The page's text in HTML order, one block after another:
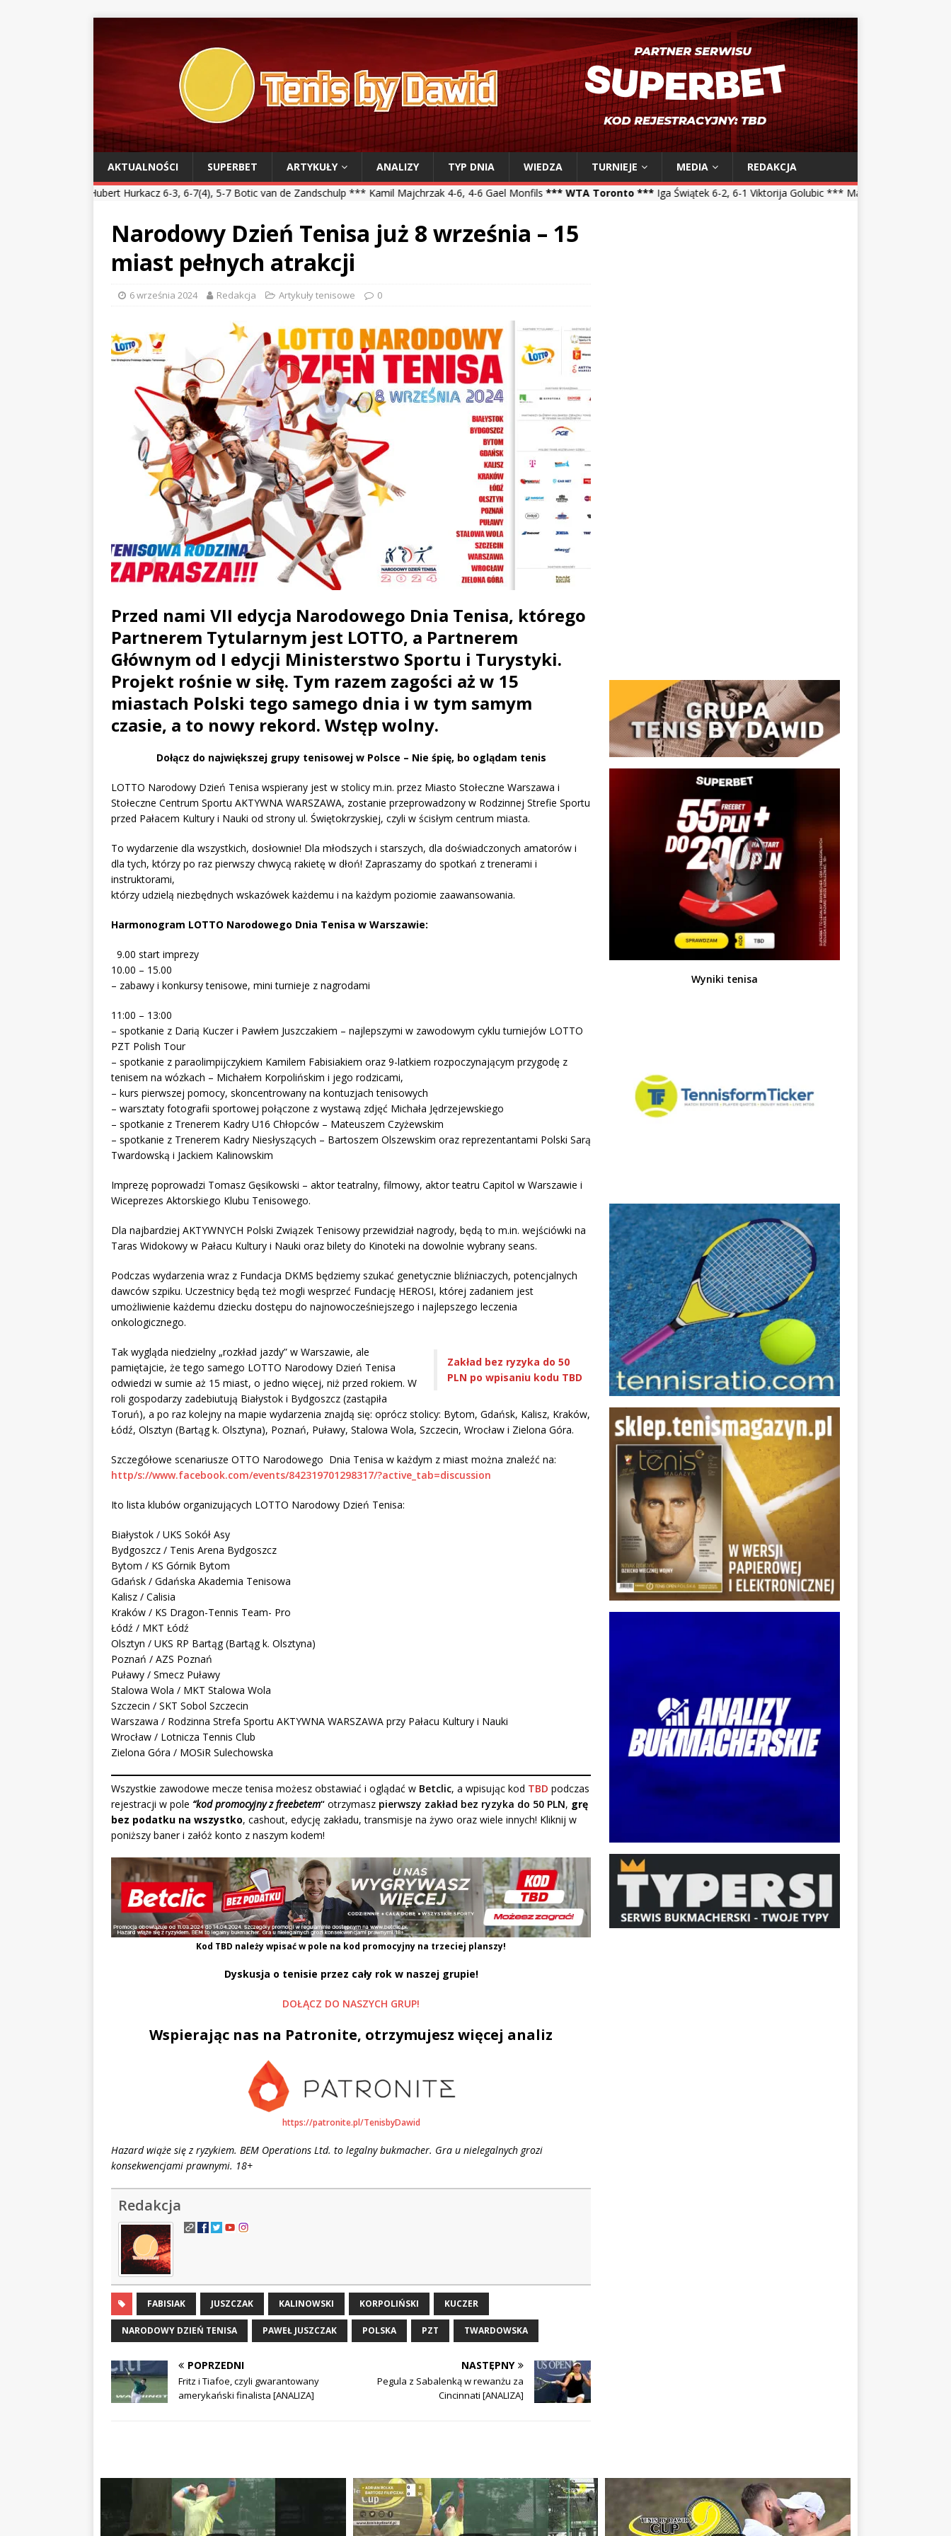
AKTUALNOŚCI SUPERBET ARTYKUŁY ANALIZY TYP DNIA WIEDZA TURNIEJE MEDIA
REDAKCJA
Hurkacz 6-3, 6-7(4), 5-7 Botic van de Zandschulp *** Kamil Majchrzak 4-6, 4-6 Gael Monfils*** WTA Toronto *** Iga Świątek 6-2, 6-1 Viktorija Golubic *** Maja Chwalińska 5-7, 1-6 Talia Gibson
Narodowy Dzień Tenisa już 8 września – 15
miast pełnych atrakcji
6 września 2024 Redakcja Artykuły tenisowe 0
Przed nami VII edycja Narodowego Dnia Tenisa, którego
Partnerem Tytularnym jest LOTTO, a Partnerem
Głównym od I edycji Ministerstwo Sportu i Turystyki.
Projekt rośnie w siłę. Tym razem zagości aż w 15
miastach Polski tego samego dnia i w tym samym
czasie, a to nowy rekord. Wstęp wolny.
Dołącz do największej grupy tenisowej w Polsce – Nie śpię, bo oglądam tenis
LOTTO Narodowy Dzień Tenisa wspierany jest w stolicy m.in. przez Miasto Stołeczne Warszawa i
Stołeczne Centrum Sportu AKTYWNA WARSZAWA, zostanie przeprowadzony w Rodzinnej Strefie Sportu
przed Pałacem Kultury i Nauki od strony ul. Świętokrzyskiej, czyli w ścisłym centrum miasta.
To wydarzenie dla wszystkich, dosłownie! Dla młodszych i starszych, dla doświadczonych amatorów i
dla tych, którzy po raz pierwszy chwycą rakietę w dłoń! Zapraszamy do spotkań z trenerami i
instruktorami,
którzy udzielą niezbędnych wskazówek każdemu i na każdym poziomie zaawansowania.
Harmonogram LOTTO Narodowego Dnia Tenisa w Warszawie:
9.00 start imprezy
10.00 – 15.00
– zabawy i konkursy tenisowe, mini turnieje z nagrodami
11:00 – 13:00
– spotkanie z Darią Kuczer i Pawłem Juszczakiem – najlepszymi w zawodowym cyklu turniejów LOTTO
PZT Polish Tour
– spotkanie z paraolimpijczykiem Kamilem Fabisiakiem oraz 9-latkiem rozpoczynającym przygodę z
tenisem na wózkach – Michałem Korpolińskim i jego rodzicami,
– kurs pierwszej pomocy, skoncentrowany na kontuzjach tenisowych
– warsztaty fotografii sportowej połączone z wystawą zdjęć Michała Jędrzejewskiego
– spotkanie z Trenerem Kadry U16 Chłopców – Mateuszem Czyżewskim
– spotkanie z Trenerem Kadry Niesłyszących – Bartoszem Olszewskim oraz reprezentantami Polski Sarą
Twardowską i Jackiem Kalinowskim
Imprezę poprowadzi Tomasz Gęsikowski – aktor teatralny, filmowy, aktor teatru Capitol w Warszawie i
Wiceprezes Aktorskiego Klubu Tenisowego.
Dla najbardziej AKTYWNYCH Polski Związek Tenisowy przewidział nagrody, będą to m.in. wejściówki na
Taras Widokowy w Pałacu Kultury i Nauki oraz bilety do Kinoteki na dowolnie wybrany seans.
Podczas wydarzenia wraz z Fundacja DKMS będziemy szukać genetycznie bliźniaczych, potencjalnych
dawców szpiku. Uczestnicy będą też mogli wesprzeć Fundację HEROSI, której zadaniem jest
umożliwienie każdemu dziecku dostępu do najnowocześniejszego i najlepszego leczenia
onkologicznego.
Zakład bez ryzyka do 50
PLN po wpisaniu kodu TBD
Tak wygląda niedzielny „rozkład jazdy” w Warszawie, ale
pamiętajcie, że tego samego LOTTO Narodowy Dzień Tenisa
odwiedzi w sumie aż 15 miast, o jedno więcej, niż przed rokiem. W
roli gospodarzy zadebiutują Białystok i Bydgoszcz (zastąpiła
Toruń), a po raz kolejny na mapie wydarzenia znajdą się: oprócz stolicy: Bytom, Gdańsk, Kalisz, Kraków,
Łódź, Olsztyn (Bartąg k. Olsztyna), Poznań, Puławy, Stalowa Wola, Szczecin, Wrocław i Zielona Góra.
Szczegółowe scenariusze OTTO Narodowego Dnia Tenisa w każdym z miast można znaleźć na:
http/s://www.facebook.com/events/842319701298317/?active_tab=discussion
Ito lista klubów organizujących LOTTO Narodowy Dzień Tenisa:
Białystok / UKS Sokół Asy
Bydgoszcz / Tenis Arena Bydgoszcz
Bytom / KS Górnik Bytom
Gdańsk / Gdańska Akademia Tenisowa
Kalisz / Calisia
Kraków / KS Dragon-Tennis Team- Pro
Łódź / MKT Łódź
Olsztyn / UKS RP Bartąg (Bartąg k. Olsztyna)
Poznań / AZS Poznań
Puławy / Smecz Puławy
Stalowa Wola / MKT Stalowa Wola
Szczecin / SKT Sobol Szczecin
Warszawa / Rodzinna Strefa Sportu AKTYWNA WARSZAWA przy Pałacu Kultury i Nauki
Wrocław / Lotnicza Tennis Club
Zielona Góra / MOSiR Sulechowska
Wszystkie zawodowe mecze tenisa możesz obstawiać i oglądać w Betclic, a wpisując kod TBD podczas
rejestracji w pole “kod promocyjny z freebetem“ otrzymasz pierwszy zakład bez ryzyka do 50 PLN, grę
bez podatku na wszystko, cashout, edycję zakładu, transmisje na żywo oraz wiele innych! Kliknij w
poniższy baner i załóż konto z naszym kodem!
Kod TBD należy wpisać w pole na kod promocyjny na trzeciej planszy!
Dyskusja o tenisie przez cały rok w naszej grupie!
DOŁĄCZ DO NASZYCH GRUP!
Wspierając nas na Patronite, otrzymujesz więcej analiz
https://patronite.pl/TenisbyDawid
Hazard wiąże się z ryzykiem. BEM Operations Ltd. to legalny bukmacher. Gra u nielegalnych grozi
konsekwencjami prawnymi. 18+
Redakcja
FABISIAK JUSZCZAK KALINOWSKI KORPOLIŃSKI KUCZER
NARODOWY DZIEŃ TENISA PAWEŁ JUSZCZAK POLSKA PZT TWARDOWSKA
POPRZEDNI
Fritz i Tiafoe, czyli gwarantowany
amerykański finalista [ANALIZA]
NASTĘPNY
Pegula z Sabalenką w rewanżu za
Cincinnati [ANALIZA]
Wyniki tenisa